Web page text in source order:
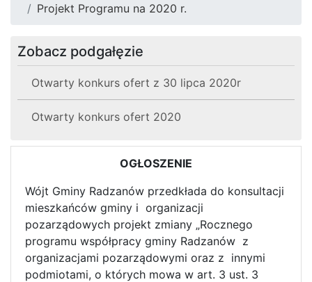
Projekt Programu na 2020 r.
Zobacz podgałęzie
Otwarty konkurs ofert z 30 lipca 2020r
Otwarty konkurs ofert 2020
OGŁOSZENIE
Wójt Gminy Radzanów przedkłada do konsultacji
mieszkańców gminy i organizacji
pozarządowych projekt zmiany „Rocznego
programu współpracy gminy Radzanów z
organizacjami pozarządowymi oraz z innymi
podmiotami, o których mowa w art. 3 ust. 3